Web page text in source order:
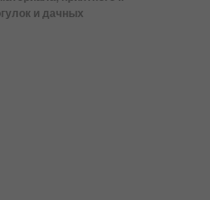
и дачных